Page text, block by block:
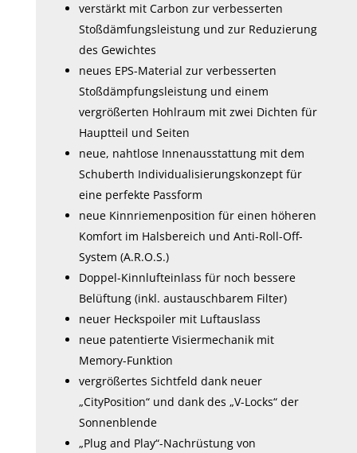
verstärkt mit Carbon zur verbesserten
Stoßdämfungsleistung und zur Reduzierung
des Gewichtes
neues EPS-Material zur verbesserten
Stoßdämpfungsleistung und einem
vergrößerten Hohlraum mit zwei Dichten für
Hauptteil und Seiten
neue, nahtlose Innenausstattung mit dem
Schuberth Individualisierungskonzept für
eine perfekte Passform
neue Kinnriemenposition für einen höheren
Komfort im Halsbereich und Anti-Roll-Off-
System (A.R.O.S.)
Doppel-Kinnlufteinlass für noch bessere
Belüftung (inkl. austauschbarem Filter)
neuer Heckspoiler mit Luftauslass
neue patentierte Visiermechanik mit
Memory-Funktion
vergrößertes Sichtfeld dank neuer
„CityPosition“ und dank des „V-Locks“ der
Sonnenblende
„Plug and Play“-Nachrüstung von